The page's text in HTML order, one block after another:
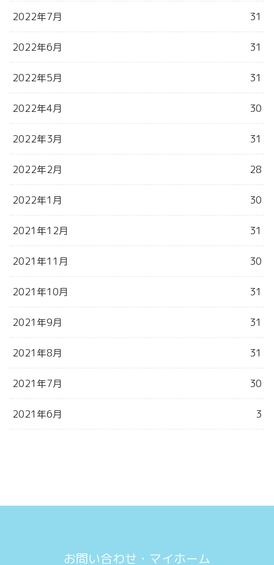
2022年7月 31
2022年6月 31
2022年5月 31
2022年4月 30
2022年3月 31
2022年2月 28
2022年1月 30
2021年12月 31
2021年11月 30
2021年10月 31
2021年9月 31
2021年8月 31
2021年7月 30
2021年6月 3
お問い合わせ・マイホーム